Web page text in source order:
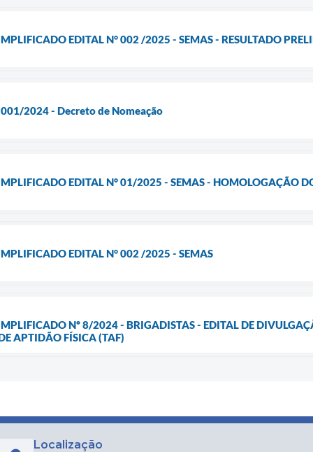
EDITAL N° 002 /2025 - SEMAS - RESULTADO
2024 - Decreto de Nomeação
EDITAL N° 01/2025 - SEMAS - HOMOLOGAÇÃO
EDITAL N° 002 /2025 - SEMAS
Nº 8/2024 - BRIGADISTAS - EDITAL DE
APTIDÃO FÍSICA (TAF)
Localização